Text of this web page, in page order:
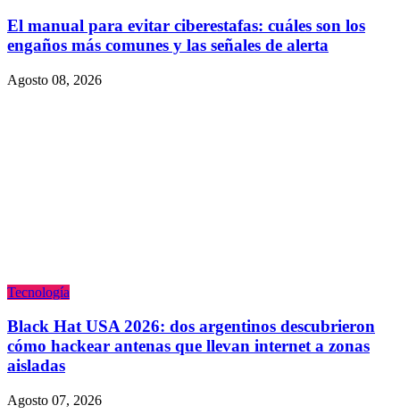
El manual para evitar ciberestafas: cuáles son los
engaños más comunes y las señales de alerta
Agosto 08, 2026
Tecnologí­a
Black Hat USA 2026: dos argentinos descubrieron
cómo hackear antenas que llevan internet a zonas
aisladas
Agosto 07, 2026